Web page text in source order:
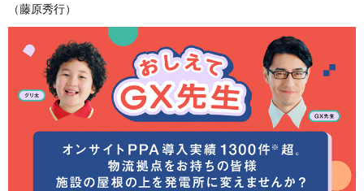
（藤原秀行）